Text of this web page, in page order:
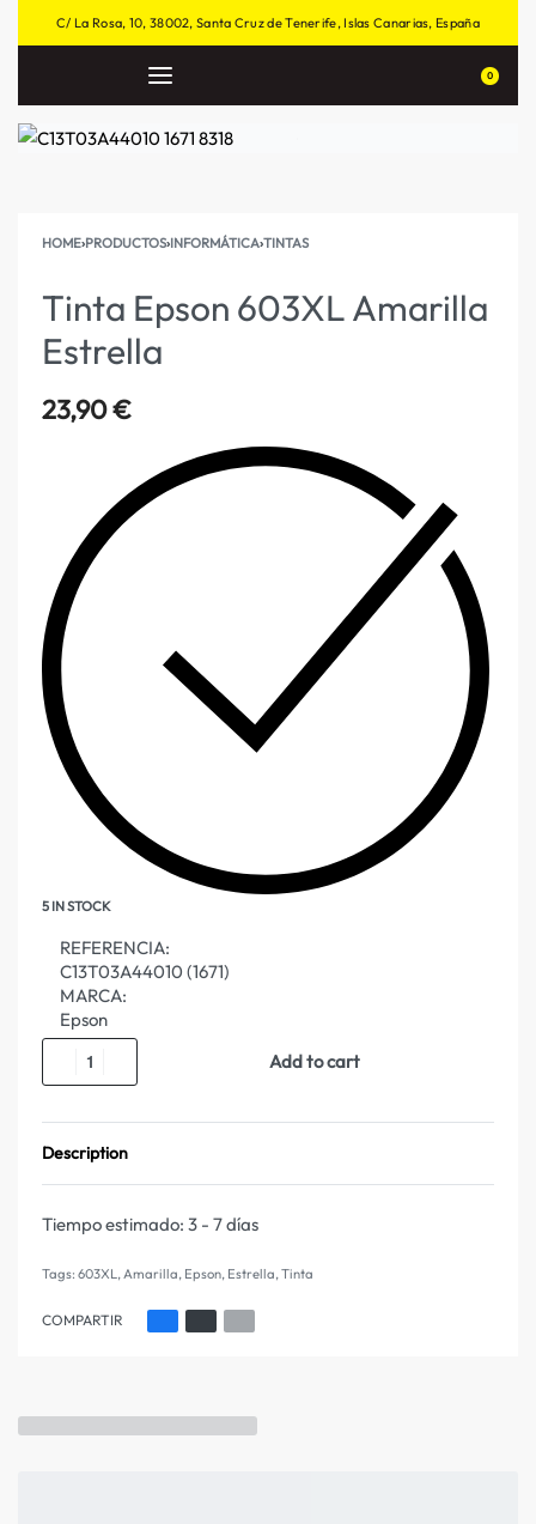
C/ La Rosa, 10, 38002, Santa Cruz de Tenerife, Islas Canarias, España
0
HOME›PRODUCTOS›INFORMÁTICA›TINTAS
Tinta Epson 603XL Amarilla
Estrella
23,90€
5 IN STOCK
REFERENCIA:
C13T03A44010 (1671)
MARCA:
Epson
Add to cart
Description
Tiempo estimado: 3 - 7 días
Tags: 603XL,Amarilla, Epson, Estrella,Tinta
COMPARTIR